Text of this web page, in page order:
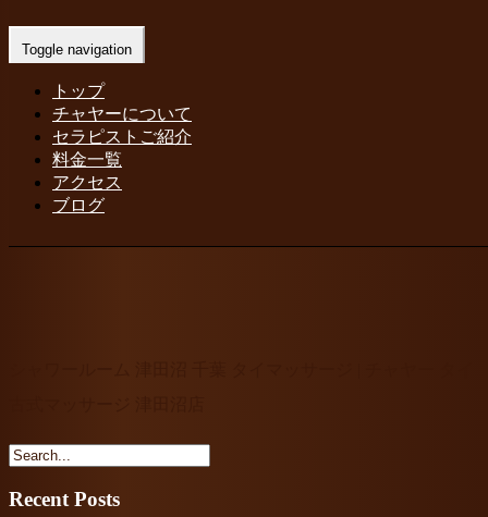
Toggle navigation
トップ
チャヤーについて
セラピストご紹介
料金一覧
アクセス
ブログ
シャワールーム 津田沼 千葉 タイマッ
津田沼店
Home --シャワールーム 津田沼 千葉…
Recent Posts